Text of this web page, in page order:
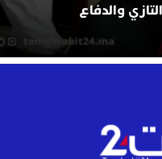
والدفاع